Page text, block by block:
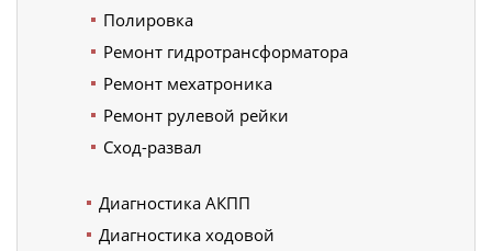
Полировка
Ремонт гидротрансформатора
Ремонт мехатроника
Ремонт рулевой рейки
Сход-развал
Диагностика АКПП
Диагностика ходовой